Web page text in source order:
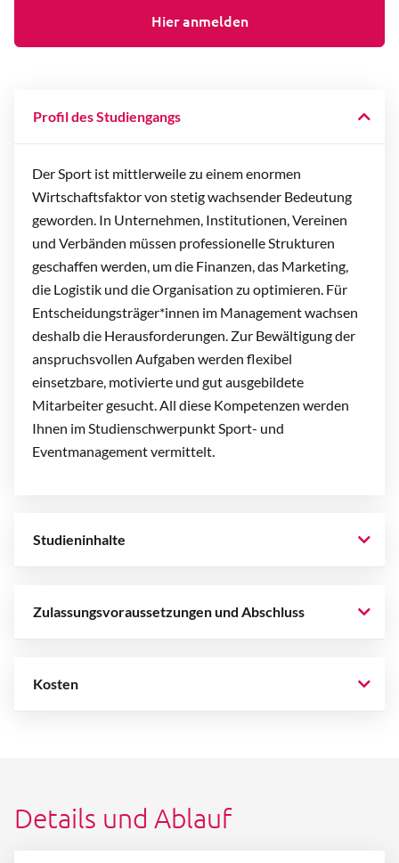
Profil des Studiengangs
Der Sport ist mittlerweile zu einem enormen
Wirtschaftsfaktor von stetig wachsender Bedeutung
geworden. In Unternehmen, Institutionen, Vereinen
und Verbänden müssen professionelle Strukturen
geschaffen werden, um die Finanzen, das Marketing,
die Logistik und die Organisation zu optimieren. Für
Entscheidungsträger*innen im Management wachsen
deshalb die Herausforderungen. Zur Bewältigung der
anspruchsvollen Aufgaben werden flexibel
einsetzbare, motivierte und gut ausgebildete
Mitarbeiter gesucht. All diese Kompetenzen werden
Ihnen im Studienschwerpunkt Sport- und
Eventmanagement vermittelt.
Studieninhalte
Zulassungsvoraussetzungen und Abschluss
Kosten
Hier anmelden
Details und Ablauf